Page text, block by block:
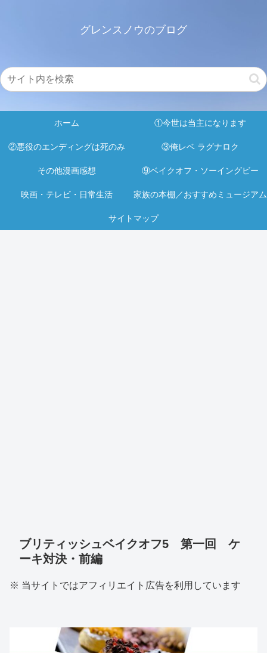
グレンスノウのブログ
ホーム ①今世は当主になります
②悪役のエンディングは死のみ ③俺レベ ラグナロク
その他漫画感想 ⑨ベイクオフ・ソーイングビー
映画・テレビ・日常生活 家族の本棚／おすすめミュージアム
サイトマップ
ブリティッシュベイクオフ5 第一回 ケ
ーキ対決・前編
※ 当サイトではアフィリエイト広告を利用しています